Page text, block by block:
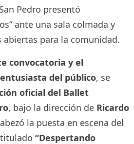
Pedro presentó
ante una sala colmada y
abiertas para la comunidad.
convocatoria y el
del público, se
oficial del Ballet
, bajo la dirección de Ricardo
la puesta en escena del
“Despertando